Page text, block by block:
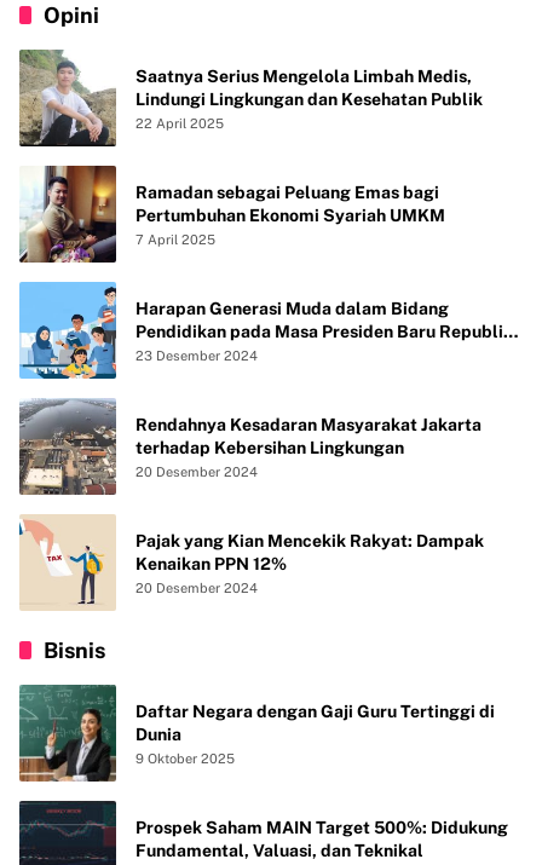
Opini
Saatnya Serius Mengelola Limbah Medis,
Lindungi Lingkungan dan Kesehatan Publik
22 April 2025
Ramadan sebagai Peluang Emas bagi
Pertumbuhan Ekonomi Syariah UMKM
7 April 2025
Harapan Generasi Muda dalam Bidang
Pendidikan pada Masa Presiden Baru Republik
Indonesia
23 Desember 2024
Rendahnya Kesadaran Masyarakat Jakarta
terhadap Kebersihan Lingkungan
20 Desember 2024
Pajak yang Kian Mencekik Rakyat: Dampak
Kenaikan PPN 12%
20 Desember 2024
Bisnis
Daftar Negara dengan Gaji Guru Tertinggi di
Dunia
9 Oktober 2025
Prospek Saham MAIN Target 500%: Didukung
Fundamental, Valuasi, dan Teknikal